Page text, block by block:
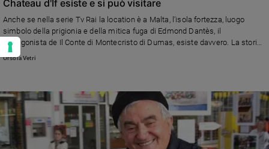
Chateau d'If esiste e si può visitare
Anche se nella serie Tv Rai la location è a Malta, l'isola fortezza, luogo
simbolo della prigionia e della mitica fuga di Edmond Dantès, il
protagonista de Il Conte di Montecristo di Dumas, esiste davvero. La storia
e i consigli per visitarla
Orsola Vetri